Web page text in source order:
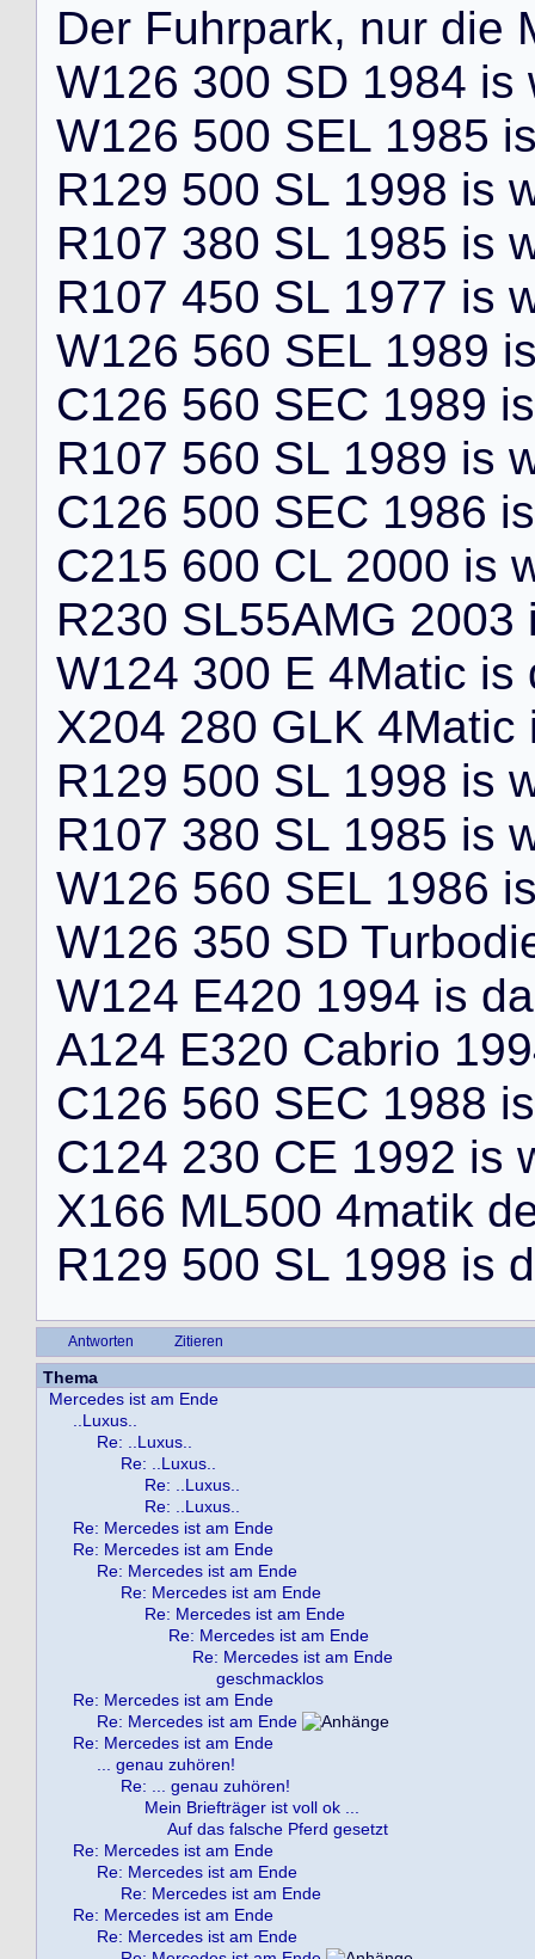
Der Fuhrpark, nur die
W126 300 SD 1984 is
W126 500 SEL 1985 i
R129 500 SL 1998 is
R107 380 SL 1985 is
R107 450 SL 1977 is
W126 560 SEL 1989 i
C126 560 SEC 1989 is
R107 560 SL 1989 is
C126 500 SEC 1986 is
C215 600 CL 2000 is
R230 SL55AMG 2003
W124 300 E 4Matic is
X204 280 GLK 4Matic
R129 500 SL 1998 is
R107 380 SL 1985 is
W126 560 SEL 1986 i
W126 350 SD Turbodi
W124 E420 1994 is da
A124 E320 Cabrio 199
C126 560 SEC 1988 is
C124 230 CE 1992 is
X166 ML500 4matik d
R129 500 SL 1998 is d
Antworten Zitieren
Thema
Mercedes ist am Ende
..Luxus..
Re: ..Luxus..
Re: ..Luxus..
Re: ..Luxus..
Re: ..Luxus..
Re: Mercedes ist am Ende
Re: Mercedes ist am Ende
Re: Mercedes ist am Ende
Re: Mercedes ist am Ende
Re: Mercedes ist am Ende
Re: Mercedes ist am Ende
Re: Mercedes ist am Ende
geschmacklos
Re: Mercedes ist am Ende
Re: Mercedes ist am Ende
Re: Mercedes ist am Ende
... genau zuhören!
Re: ... genau zuhören!
Mein Briefträger ist voll ok ...
Auf das falsche Pferd gesetzt
Re: Mercedes ist am Ende
Re: Mercedes ist am Ende
Re: Mercedes ist am Ende
Re: Mercedes ist am Ende
Re: Mercedes ist am Ende